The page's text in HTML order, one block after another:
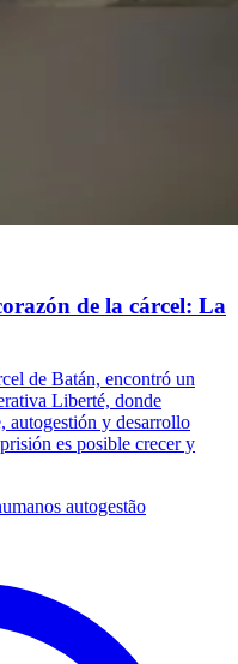
de la cárcel: La
de Batán, encontró un
Liberté, donde
autogestión y desarrollo
es posible crecer y
autogestão